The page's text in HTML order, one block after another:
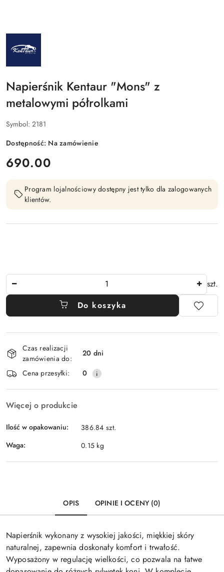
NAZWA
PRODUCENTA:
KENTAUR
Napierśnik Kentaur "Mons" z
metalowymi półrolkami
Symbol: 2181
Dostępność: Na zamówienie
cena:
690.00
Program lojalnościowy dostępny jest tylko dla zalogowanych
klientów.
szt.
Do koszyka
Dostępność
i
dostawa
Czas realizacji
zamówienia do:
20 dni
Cena przesyłki:
0
Więcej o produkcie
Ilość w opakowaniu:
386.84 szt.
Waga:
0.15 kg
OPIS OPINIE I OCENY (0)
Napierśnik wykonany z wysokiej jakości, miękkiej skóry
naturalnej, zapewnia doskonały komfort i trwałość.
Wyposażony w regulację wielkości, co pozwala na łatwe